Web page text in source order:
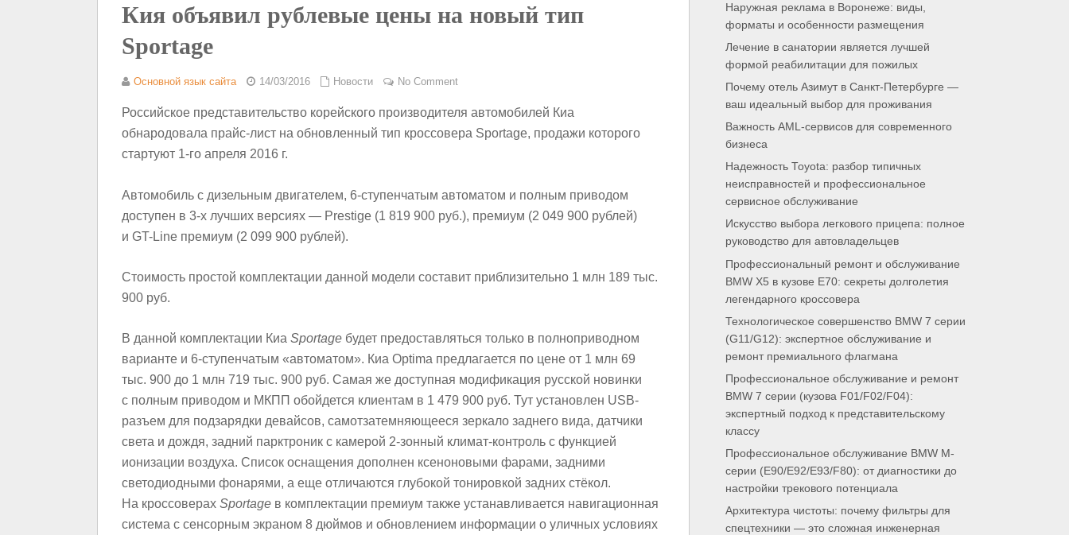
Кия объявил рублевые цены на новый тип
Sportage
Основной язык сайта 14/03/2016 Новости No Comment
Российское представительство корейского производителя автомобилей Киа
обнародовала прайс-лист на обновленный тип кроссовера Sportage, продажи которого
стартуют 1-го апреля 2016 г.
Автомобиль с дизельным двигателем, 6-ступенчатым автоматом и полным приводом
доступен в 3-х лучших версиях — Prestige (1 819 900 руб.), премиум (2 049 900 рублей)
и GT-Line премиум (2 099 900 рублей).
Стоимость простой комплектации данной модели составит приблизительно 1 млн 189 тыс.
900 руб.
В данной комплектации Киа Sportage будет предоставляться только в полноприводном
варианте и 6-ступенчатым «автоматом». Киа Optima предлагается по цене от 1 млн 69
тыс. 900 до 1 млн 719 тыс. 900 руб. Самая же доступная модификация русской новинки
с полным приводом и МКПП обойдется клиентам в 1 479 900 руб. Тут установлен USB-
разъем для подзарядки девайсов, самотзатемняющееся зеркало заднего вида, датчики
света и дождя, задний парктроник с камерой 2-зонный климат-контроль с функцией
ионизации воздуха. Список оснащения дополнен ксеноновыми фарами, задними
светодиодными фонарями, а еще отличаются глубокой тонировкой задних стёкол.
На кроссоверах Sportage в комплектации премиум также устанавливается навигационная
система с сенсорным экраном 8 дюймов и обновлением информации о уличных условиях
Наружная реклама в Воронеже: виды,
форматы и особенности размещения
Лечение в санатории является лучшей
формой реабилитации для пожилых
Почему отель Азимут в Санкт-Петербурге —
ваш идеальный выбор для проживания
Важность AML-сервисов для современного
бизнеса
Надежность Toyota: разбор типичных
неисправностей и профессиональное
сервисное обслуживание
Искусство выбора легкового прицепа: полное
руководство для автовладельцев
Профессиональный ремонт и обслуживание
BMW X5 в кузове E70: секреты долголетия
легендарного кроссовера
Технологическое совершенство BMW 7 серии
(G11/G12): экспертное обслуживание и
ремонт премиального флагмана
Профессиональное обслуживание и ремонт
BMW 7 серии (кузова F01/F02/F04):
экспертный подход к представительскому
классу
Профессиональное обслуживание BMW M-
серии (E90/E92/E93/F80): от диагностики до
настройки трекового потенциала
Архитектура чистоты: почему фильтры для
спецтехники — это сложная инженерная